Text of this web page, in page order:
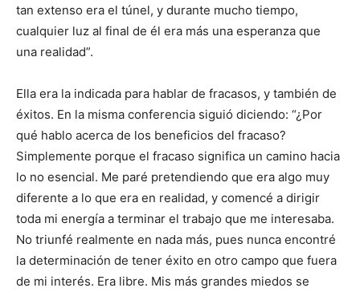
tan extenso era el túnel, y durante mucho tiempo,
cualquier luz al final de él era más una esperanza que
una realidad”.
Ella era la indicada para hablar de fracasos, y también de
éxitos. En la misma conferencia siguió diciendo: “¿Por
qué hablo acerca de los beneficios del fracaso?
Simplemente porque el fracaso significa un camino hacia
lo no esencial. Me paré pretendiendo que era algo muy
diferente a lo que era en realidad, y comencé a dirigir
toda mi energía a terminar el trabajo que me interesaba.
No triunfé realmente en nada más, pues nunca encontré
la determinación de tener éxito en otro campo que fuera
de mi interés. Era libre. Mis más grandes miedos se